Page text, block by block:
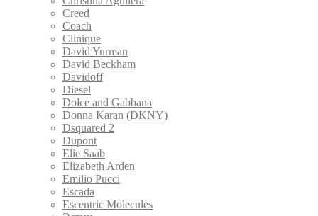
Creed
Coach
Clinique
David Yurman
David Beckham
Davidoff
Diesel
Dolce and Gabbana
Donna Karan (DKNY)
Dsquared 2
Dupont
Elie Saab
Elizabeth Arden
Emilio Pucci
Escada
Escentric Molecules